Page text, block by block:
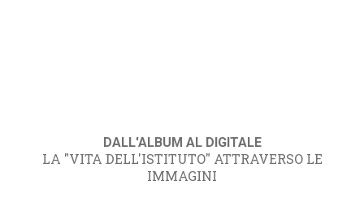
DALL'ALBUM AL DIGITALE
LA "VITA DELL'ISTITUTO" ATTRAVERSO LE
IMMAGINI